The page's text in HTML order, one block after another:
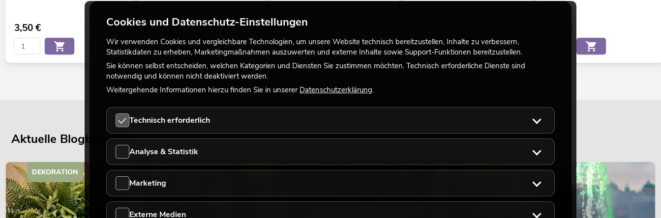
3,50€ 15,90€ 6,90 € 5,80 €
Aktuelle Blogbeiträge
DEKORATION LICHT LICHT
Cookies und Datenschutz-Einstellungen
Wir verwenden Cookies und vergleichbare Technologien, um unsere Website technisch bereitzustellen, Inhalte zu verbessern,
Statistikdaten zu erheben, Marketingmaßnahmen auszuwerten und externe Inhalte sowie Support-Funktionen bereitzustellen.
Sie können selbst entscheiden, welchen Kategorien und Diensten Sie zustimmen möchten. Technisch erforderliche Dienste sind
notwendig und können nicht deaktiviert werden.
Weitergehende Informationen hierzu finden Sie in unserer Datenschutzerklärung.
Technisch erforderlich
Analyse & Statistik
Marketing
Externe Medien